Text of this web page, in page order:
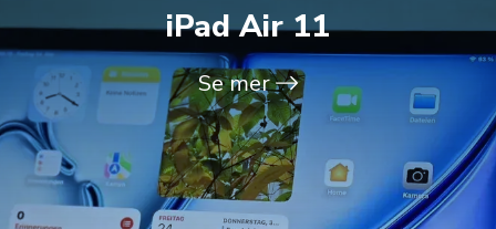
iPad Air 11
Se mer